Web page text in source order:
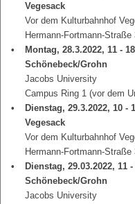
Vegesack
Vor dem Kulturbahnhof
Hermann-Fortmann-Straße
Montag, 28.3.2022, 11 -
Schönebeck/Grohn
Jacobs University
Campus Ring 1 (vor dem
Dienstag, 29.3.2022, 10 -
Vegesack
Vor dem Kulturbahnhof
Hermann-Fortmann-Straße
Dienstag, 29.03.2022, 11
Schönebeck/Grohn
Jacobs University